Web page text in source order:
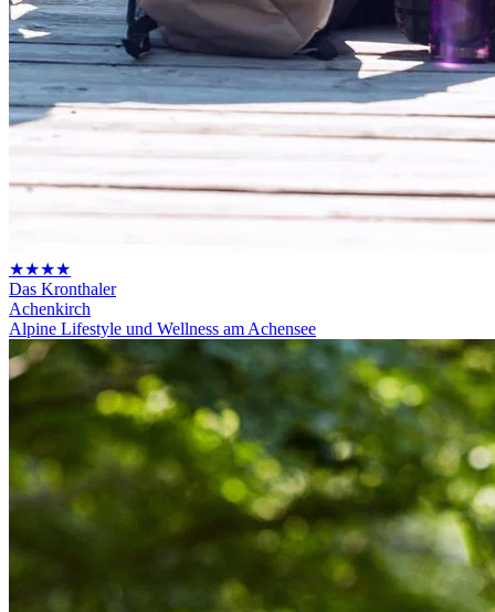
★★★★
Das Kronthaler
Achenkirch
Alpine Lifestyle und Wellness am Achensee